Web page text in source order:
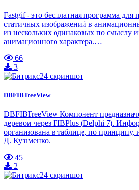
Fastgif - это бесплатная программа для
статичных изображений в
из нескольких одинаковых по смыслу
анимационного характера.…
66
3
DBFIBTreeView
DBFIBTreeView Компонент
деревом через FIBPlus (Delphi 7).
организована в таблице, по принципу,
Д. Кузьменко.
45
2